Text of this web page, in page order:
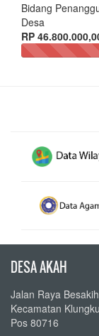
Bidang
Desa
RP
DESA AKAH
Jalan Raya
Kecamatan
Pos 80716